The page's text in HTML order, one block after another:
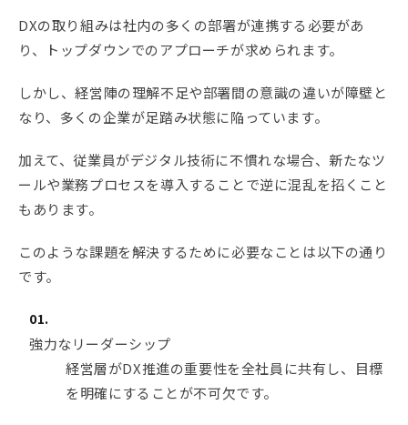
DXの取り組みは社内の多くの部署が連携する必要があ
り、トップダウンでのアプローチが求められます。
しかし、経営陣の理解不足や部署間の意識の違いが障壁と
なり、多くの企業が足踏み状態に陥っています。
加えて、従業員がデジタル技術に不慣れな場合、新たなツ
ールや業務プロセスを導入することで逆に混乱を招くこと
もあります。
このような課題を解決するために必要なことは以下の通り
です。
強力なリーダーシップ
経営層がDX推進の重要性を全社員に共有し、目標
を明確にすることが不可欠です。